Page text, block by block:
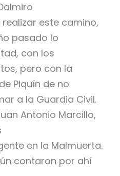
este camino,
pasado lo
con los
pero con la
Piquín de no
a la Guardia Civil.
Antonio Marcillo,
en la Malmuerta.
contaron por ahí